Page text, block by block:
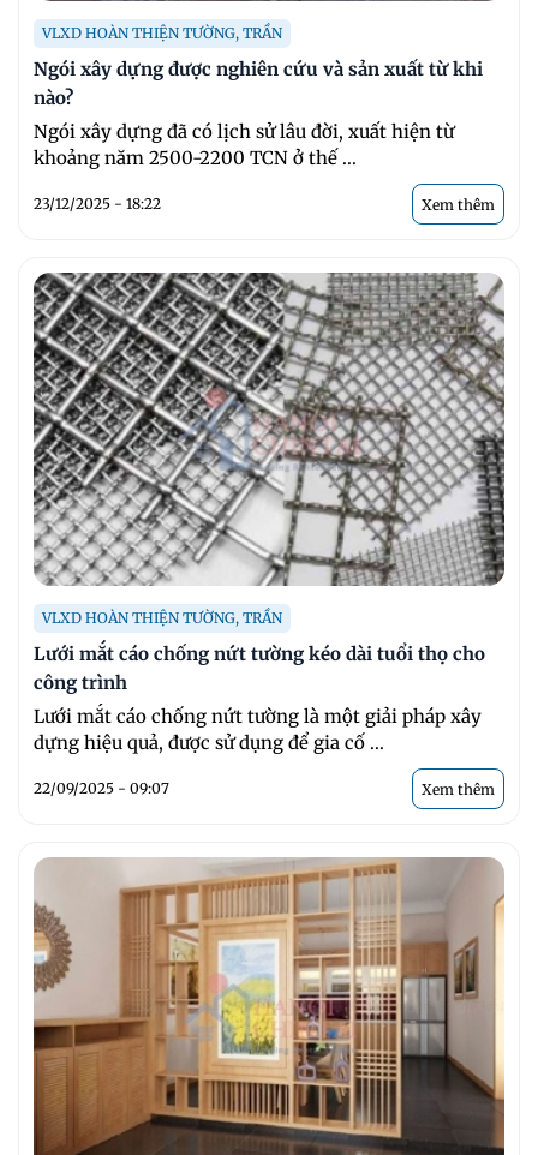
VLXD HOÀN THIỆN TƯỜNG, TRẦN
Ngói xây dựng được nghiên cứu và sản xuất từ khi
nào?
Ngói xây dựng đã có lịch sử lâu đời, xuất hiện từ
khoảng năm 2500-2200 TCN ở thế ...
23/12/2025 - 18:22 Xem thêm
VLXD HOÀN THIỆN TƯỜNG, TRẦN
Lưới mắt cáo chống nứt tường kéo dài tuổi thọ cho
công trình
Lưới mắt cáo chống nứt tường là một giải pháp xây
dựng hiệu quả, được sử dụng để gia cố ...
22/09/2025 - 09:07 Xem thêm